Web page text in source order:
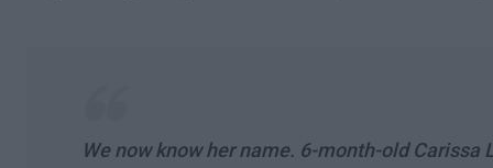
We now know her name. 6-month-old